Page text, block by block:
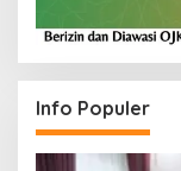
Info Populer